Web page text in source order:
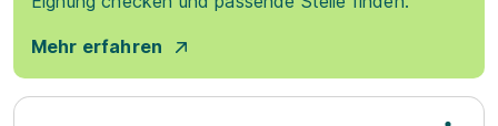
Mehr erfahren